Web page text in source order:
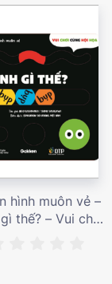
hình muôn vẻ –
thế? – Vui chơi